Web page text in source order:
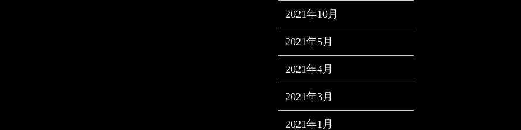
2021年10月
2021年5月
2021年4月
2021年3月
2021年1月